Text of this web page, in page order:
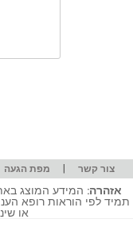
צור קשר | מפת הגעה
אזהרה: המידע המוצג
תמיד לפי הוראות רופא
או